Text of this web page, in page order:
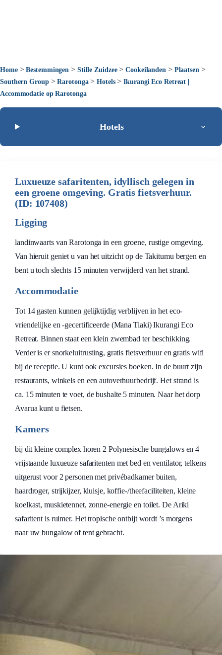
Home>Bestemmingen > Stille Zuidzee>Cookeilanden > Plaatsen >
Southern Group>Rarotonga>Hotels>Ikurangi Eco Retreat |
Accommodatie op Rarotonga
Hotels
Luxueuze safaritenten, idyllisch gelegen in
een groene omgeving. Gratis fietsverhuur.
(ID: 107408)
Ligging
landinwaarts van Rarotonga in een groene, rustige omgeving.
Van hieruit geniet u van het uitzicht op de Takitumu bergen en
bent u toch slechts 15 minuten verwijderd van het strand.
Accommodatie
Tot 14 gasten kunnen gelijktijdig verblijven in het eco-
vriendelijke en -gecertificeerde (Mana Tiaki) Ikurangi Eco
Retreat. Binnen staat een klein zwembad ter beschikking.
Verder is er snorkeluitrusting, gratis fietsverhuur en gratis wifi
bij de receptie. U kunt ook excursies boeken. In de buurt zijn
restaurants, winkels en een autoverhuurbedrijf. Het strand is
ca. 15 minuten te voet, de bushalte 5 minuten. Naar het dorp
Avarua kunt u fietsen.
Kamers
bij dit kleine complex horen 2 Polynesische bungalows en 4
vrijstaande luxueuze safaritenten met bed en ventilator, telkens
uitgerust voor 2 personen met privébadkamer buiten,
haardroger, strijkijzer, kluisje, koffie-/theefaciliteiten, kleine
koelkast, muskietennet, zonne-energie en toilet. De Ariki
safaritent is ruimer. Het tropische ontbijt wordt ’s morgens
naar uw bungalow of tent gebracht.